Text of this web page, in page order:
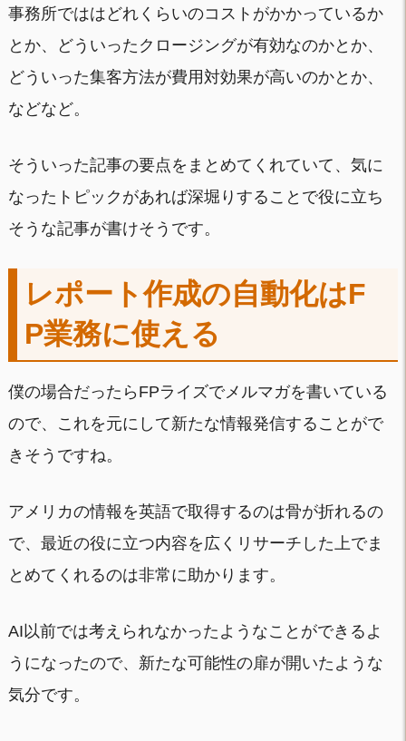
事務所でははどれくらいのコストがかかっているか
とか、どういったクロージングが有効なのかとか、
どういった集客方法が費用対効果が高いのかとか、
などなど。
そういった記事の要点をまとめてくれていて、気に
なったトピックがあれば深堀りすることで役に立ち
そうな記事が書けそうです。
レポート作成の自動化はF
P業務に使える
僕の場合だったらFPライズでメルマガを書いている
ので、これを元にして新たな情報発信することがで
きそうですね。
アメリカの情報を英語で取得するのは骨が折れるの
で、最近の役に立つ内容を広くリサーチした上でま
とめてくれるのは非常に助かります。
AI以前では考えられなかったようなことができるよ
うになったので、新たな可能性の扉が開いたような
気分です。